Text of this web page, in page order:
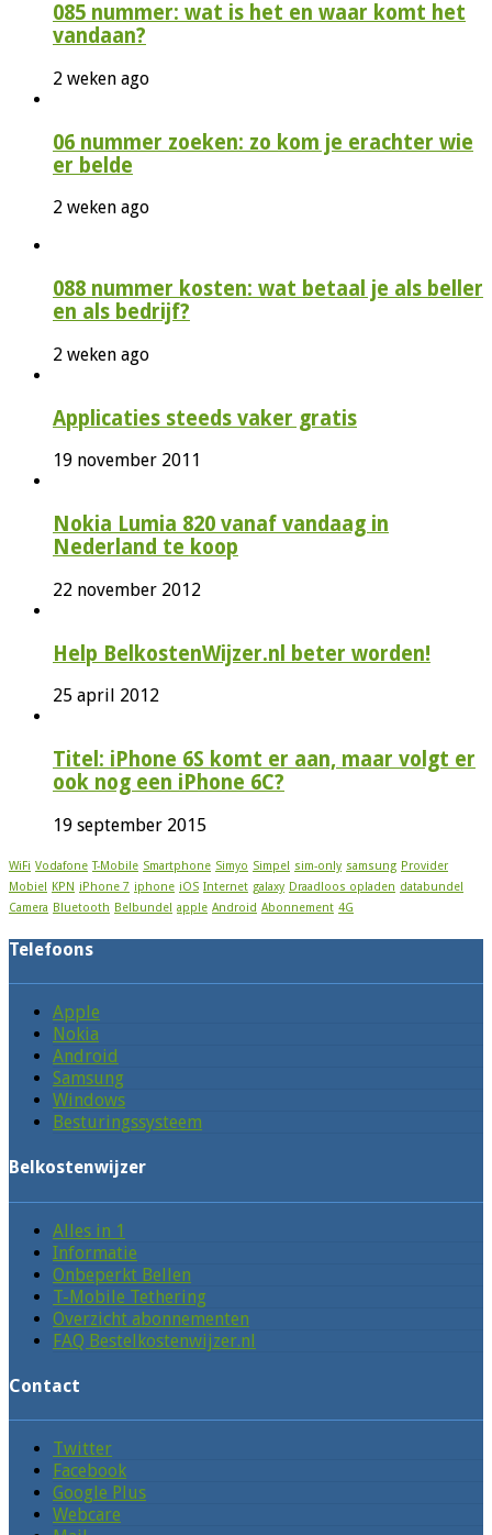
085 nummer: wat is het en waar komt het
vandaan?
2 weken ago
06 nummer zoeken: zo kom je erachter wie
er belde
2 weken ago
088 nummer kosten: wat betaal je als beller
en als bedrijf?
2 weken ago
Applicaties steeds vaker gratis
19 november 2011
Nokia Lumia 820 vanaf vandaag in
Nederland te koop
22 november 2012
Help BelkostenWijzer.nl beter worden!
25 april 2012
Titel: iPhone 6S komt er aan, maar volgt er
ook nog een iPhone 6C?
19 september 2015
WiFi Vodafone T-Mobile Smartphone Simyo Simpel sim-only samsung Provider
Mobiel KPN iPhone 7 iphone iOS Internet galaxy Draadloos opladen databundel
Camera Bluetooth Belbundel apple Android Abonnement 4G
Telefoons
Apple
Nokia
Android
Samsung
Windows
Besturingssysteem
Belkostenwijzer
Alles in 1
Informatie
Onbeperkt Bellen
T-Mobile Tethering
Overzicht abonnementen
FAQ Bestelkostenwijzer.nl
Contact
Twitter
Facebook
Google Plus
Webcare